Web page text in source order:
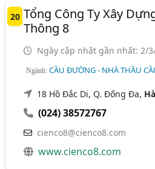
20 Tổng Công Ty Xây
Thông 8
Ngày cập nhật gần nhất: 2/
Ngành:CẦU ĐƯỜNG - NHÀ THẦU
18 Hồ Đắc Di, Q. Đống Đa,
(024) 38572767
cienco8@cienco8.com
www.cienco8.com